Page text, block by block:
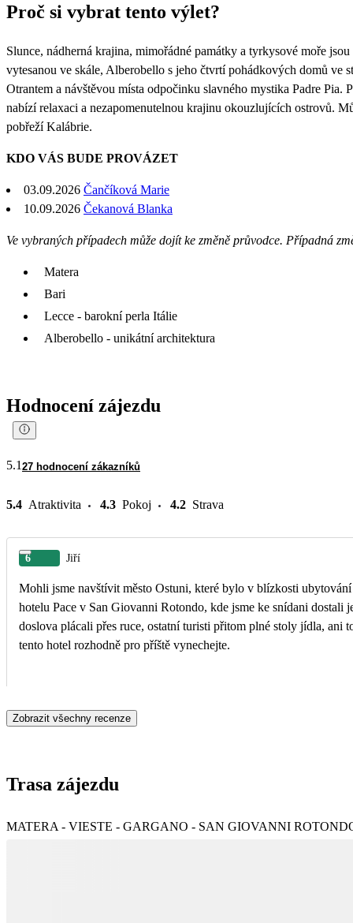
Proč si vybrat tento výlet?
Slunce, nádherná krajina, mimořádné památky a tyrkysové moře
vytesanou ve skále, Alberobello s jeho čtvrtí pohádkových domů
Otrantem a návštěvou místa odpočinku slavného mystika Padre
nabízí relaxaci a nezapomenutelnou krajinu okouzlujících ostrovů.
pobřeží Kalábrie.
KDO VÁS BUDE PROVÁZET
03.09.2026 Čančíková Marie
10.09.2026 Čekanová Blanka
Ve vybraných případech může dojít ke změně průvodce. Případná
Matera
Bari
Lecce - barokní perla Itálie
Alberobello - unikátní architektura
Hodnocení zájezdu
5.1 27 hodnocení zákazníků
5.4 Atraktivita 4.3 Pokoj 4.2 Strava
6 Jiří
Mohli jsme navštívit město Ostuni, které bylo v blízkosti
hotelu Pace v San Giovanni Rotondo, kde jsme ke snídani
doslova plácali přes ruce, ostatní turisti přitom plné stoly jídla, ani to nesnědli, ale my z Čedoku jsme si vzít nic navíc nemohli, tam se celý zájezd cítil opravdu hrozně,
tento hotel rozhodně pro příště vynechejte.
Zobrazit všechny recenze
Trasa zájezdu
MATERA - VIESTE - GARGANO - SAN GIOVANNI